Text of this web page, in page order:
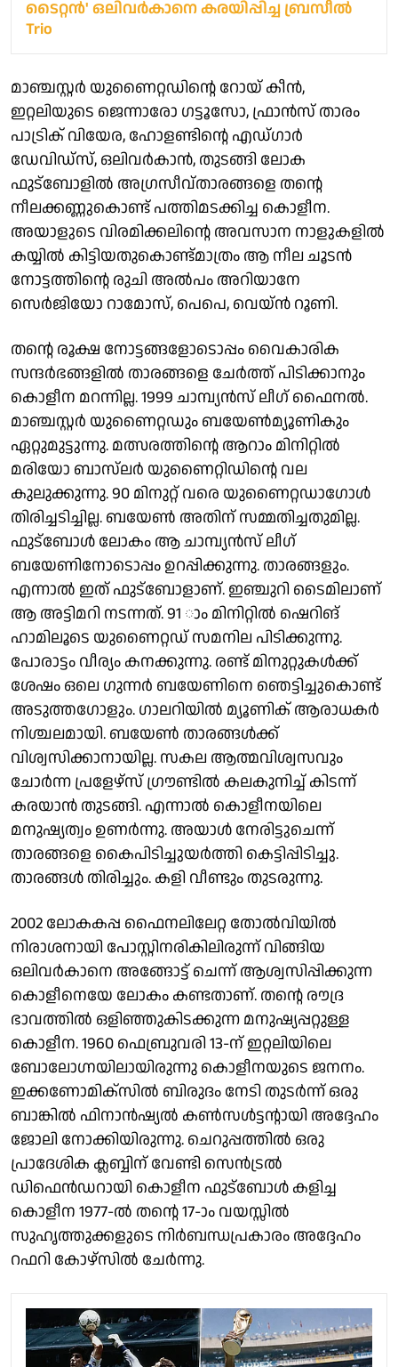
ടൈറ്റൻ' ഒലിവർ​കാനെ കരയിപ്പിച്ച ബ്രസീൽ
Trio
മാ‍ഞ്ചസ്റ്റർ യുണൈറ്റഡിന്റെ റോയ് കീൻ,
ഇറ്റലിയുടെ ജെന്നാരോ ഗട്ടൂസോ, ഫ്രാൻസ് താരം
പാട്രിക് വിയേര, ഹോളണ്ടിന്റെ എഡ്ഗാർ
ഡേവിഡ്സ്, ഒലിവർകാൻ, തുടങ്ങി ലോക
ഫുട്ബോളിൽ അ​ഗ്രസീവ്താരങ്ങളെ തന്റെ
നീലക്കണ്ണുകൊണ്ട് പത്തിമടക്കിച്ച കൊളീന.
അയാളുടെ വിരമിക്കലിന്റെ അവസാന നാളുകളിൽ
കയ്യിൽ കിട്ടിയതുകൊണ്ട്മാത്രം ആ നീല ചൂടൻ
നാേട്ടത്തിന്റെ രുചി അൽപം അറിയാനേ
സെർജിയോ റാമോസ്, പെപെ, വെയ്ൻ റൂണി.
തന്റെ രൂക്ഷ നോട്ടങ്ങളോടൊപ്പം വൈകാരിക
സന്ദർഭങ്ങളിൽ താരങ്ങളെ ചേർത്ത് പിടിക്കാനും
കൊളീന മറന്നില്ല. 1999 ചാമ്പ്യൻസ് ലീഗ് ഫൈനൽ.
മാഞ്ചസ്റ്റർ യുണൈറ്റഡും ബയേൺമ്യൂണികും
ഏറ്റുമുട്ടുന്നു. മത്സരത്തിന്റെ ആറാം മിനിറ്റിൽ
മരിയോ ബാസ്‌ലർ യുണൈറ്റി‍ഡിന്റെ വല
കുലുക്കുന്നു. 90 മിനുറ്റ് വരെ യുണൈറ്റഡാ​ഗോൾ
തിരിച്ചടിച്ചില്ല. ബയേൺ അതിന് സമ്മതിച്ചതുമില്ല.
ഫുട്ബോൾ ലോകം ആ ചാമ്പ്യൻസ് ലീ​ഗ്
ബയേണിനോടൊപ്പം ഉറപ്പിക്കുന്നു. താരങ്ങളും.
എന്നാൽ ഇത് ഫുട്ബോളാണ്. ഇഞ്ചുറി ടൈമിലാണ്
ആ അട്ടിമറി നടന്നത്. 91 ാം മിനിറ്റിൽ ഷെറിങ്
ഹാമിലൂടെ യുണൈറ്റ‍ഡ് സമനില പിടിക്കുന്നു.
പോരാട്ടം വീര്യം കനക്കുന്നു. രണ്ട് മിനുറ്റുകൾക്ക്
ശേഷം ഒലെ ഗുന്നർ ബയേണിനെ ഞെട്ടിച്ചുകൊണ്ട്
അടുത്ത​ഗോളും. ​ഗാലറിയിൽ മ്യൂണിക് ആരാധകർ
നിശ്ചലമായി. ​ബയേൺ താരങ്ങൾക്ക്
വിശ്വസിക്കാനായില്ല. സകല ആത്മവിശ്വസവും
ചോർന്ന പ്രളേഴ്സ് ​ഗ്രൗണ്ടിൽ കലകുനിച്ച് കിടന്ന്
കരയാൻ തുടങ്ങി. എന്നാൽ കൊളീനയിലെ
മനുഷ്യത്വം ഉണർന്നു. അയാൾ നേരിട്ടുചെന്ന്
താരങ്ങളെ കൈപിടിച്ചുയർത്തി കെട്ടിപ്പിടിച്ചു.
താരങ്ങൾ തിരിച്ചും. കളി വീണ്ടും തുടരുന്നു.
2002 ലോകകപ്പ ഫൈനലി‍ലേറ്റ തോൽവിയിൽ
നിരാശനായി പോസ്റ്റിനരികിലിരുന്ന് വിങ്ങിയ
ഒലിവർകാനെ അങ്ങോട്ട് ചെന്ന് ആശ്വസിപ്പിക്കുന്ന
കൊളീനെയേ ലോകം കണ്ടതാണ്. തന്റെ രൗദ്ര
ഭാവത്തിൽ ഒളിഞ്ഞുകിടക്കുന്ന മനുഷ്യപ്പറ്റുള്ള
കൊളീന. 1960 ഫെബ്രുവരി 13-ന് ഇറ്റലിയിലെ
ബോലോഗ്നയിലായിരുന്നു കൊളീനയുടെ ജനനം.
ഇക്കണോമിക്സിൽ ബിരുദം നേടി തുടർന്ന് ഒരു
ബാങ്കിൽ ഫിനാൻഷ്യൽ കൺസൾട്ടന്റായി അദ്ദേഹം
ജോലി നോക്കിയിരുന്നു. ചെറുപ്പത്തിൽ ഒരു
പ്രാദേശിക ക്ലബ്ബിന് വേണ്ടി സെൻട്രൽ
ഡിഫെൻഡറായി കൊളീന ഫുട്ബോൾ കളിച്ച
കൊളീന 1977-ൽ തന്റെ 17-ാം വയസ്സിൽ
സുഹൃത്തുക്കളുടെ നിർബന്ധപ്രകാരം അദ്ദേഹം
റഫറി കോഴ്സിൽ ചേർന്നു.